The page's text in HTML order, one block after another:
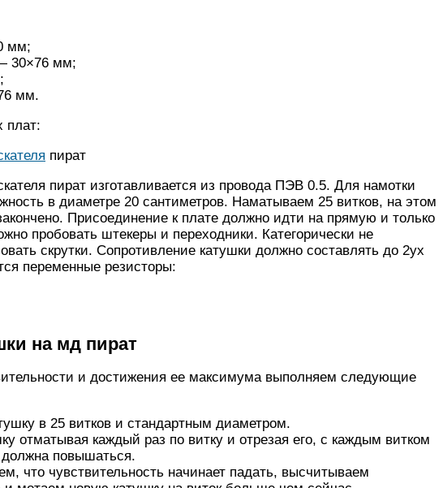
мм;
30×76 мм;
мм.
плат:
пират
пират изготавливается из провода ПЭВ 0.5. Для намотки
в диаметре 20 сантиметров. Наматываем 25 витков, на этом
Присоединение к плате должно идти на прямую и только
пробовать штекеры и переходники. Категорически не
скрутки. Сопротивление катушки должно составлять до 2ух
переменные резисторы:
на мд пират
и достижения ее максимума выполняем следующие
в 25 витков и стандартным диаметром.
отматывая каждый раз по витку и отрезая его, с каждым витком
должна повышаться.
что чувствительность начинает падать, высчитываем